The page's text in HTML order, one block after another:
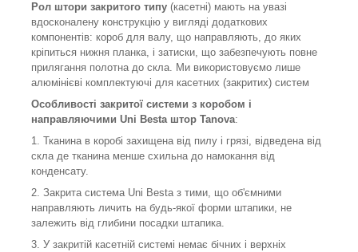
Рол штори закритого типу (касетні) мають на увазі
вдосконалену конструкцію у вигляді додаткових
компонентів: короб для валу, що направляють, до яких
кріпиться нижня планка, і затиски, що забезпечують повне
прилягання полотна до скла. Ми використовуємо лише
алюмінієві комплектуючі для касетних (закритих) систем
Особливості закритої системи з коробом і
направляючими Uni Besta штор Tanova:
1. Тканина в коробі захищена від пилу і грязі, відведена від
скла де тканина менше схильна до намокання від
конденсату.
2. Закрита система Uni Besta з тими, що об'ємними
направляють личить на будь-якої форми штапики, не
залежить від глибини посадки штапика.
3. У закритій касетній системі немає бічних і верхніх